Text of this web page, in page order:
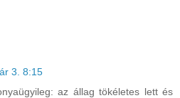
3. 8:15
az állag tökéletes lett és